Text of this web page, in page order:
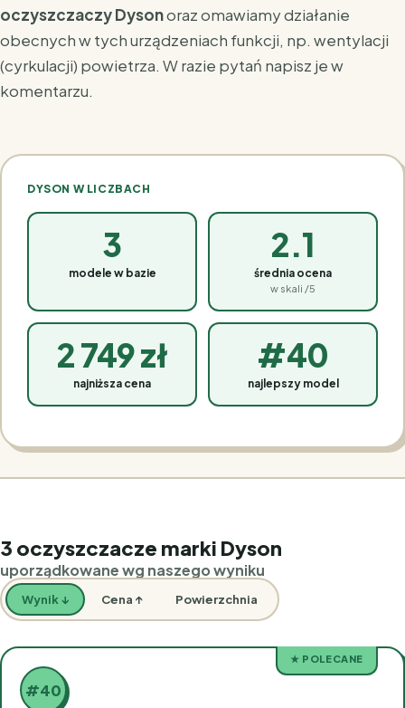
oczyszczaczy Dysonoraz omawiamy działanie
obecnych w tych urządzeniach funkcji, np. wentylacji
(cyrkulacji) powietrza. W razie pytań napisz je w
komentarzu.
DYSON W LICZBACH
3
modele w bazie
2.1
średnia ocena
w skali /5
2 749 zł
najniższa cena
#40
najlepszy model
3 oczyszczacze marki Dyson
uporządkowane wg naszego wyniku
Wynik ↓ Cena ↑ Powierzchnia
★ POLECANE
#40